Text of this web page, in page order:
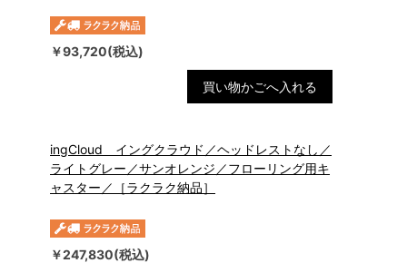
￥93,720(税込)
買い物かごへ入れる
ingCloud イングクラウド／ヘッドレストなし／
ライトグレー／サンオレンジ／フローリング用キ
ャスター／［ラクラク納品］
￥247,830(税込)